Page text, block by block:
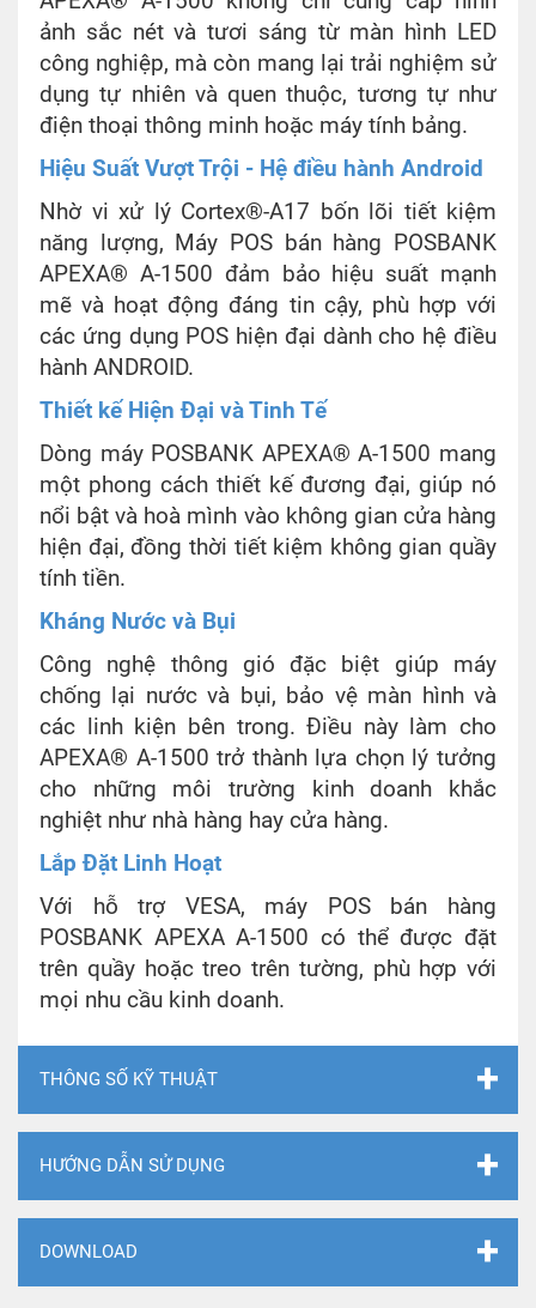
ảnh sắc nét và tươi sáng từ màn hình LED
công nghiệp, mà còn mang lại trải nghiệm sử
dụng tự nhiên và quen thuộc, tương tự như
điện thoại thông minh hoặc máy tính bảng.
Hiệu Suất Vượt Trội - Hệ điều hành Android
Nhờ vi xử lý Cortex®-A17 bốn lõi tiết kiệm
năng lượng, Máy POS bán hàng POSBANK
APEXA® A-1500 đảm bảo hiệu suất mạnh
mẽ và hoạt động đáng tin cậy, phù hợp với
các ứng dụng POS hiện đại dành cho hệ điều
hành ANDROID.
Thiết kế Hiện Đại và Tinh Tế
Dòng máy POSBANK APEXA® A-1500 mang
một phong cách thiết kế đương đại, giúp nó
nổi bật và hoà mình vào không gian cửa hàng
hiện đại, đồng thời tiết kiệm không gian quầy
tính tiền.
Kháng Nước và Bụi
Công nghệ thông gió đặc biệt giúp máy
chống lại nước và bụi, bảo vệ màn hình và
các linh kiện bên trong. Điều này làm cho
APEXA® A-1500 trở thành lựa chọn lý tưởng
cho những môi trường kinh doanh khắc
nghiệt như nhà hàng hay cửa hàng.
Lắp Đặt Linh Hoạt
Với hỗ trợ VESA, máy POS bán hàng
POSBANK APEXA A-1500 có thể được đặt
trên quầy hoặc treo trên tường, phù hợp với
mọi nhu cầu kinh doanh.
THÔNG SỐ KỸ THUẬT
HƯỚNG DẪN SỬ DỤNG
DOWNLOAD